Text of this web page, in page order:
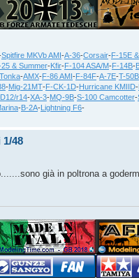
Spitfire MKVb AMI-A-36-Corsair-F-15E
25 & Summer-Kfir-F-104 ASA/M-F-14B-
Tonka-AMX-F-86 AMI-F-84F-A-7E-T-50B
-Mig-21MT-F-CK-1D-Hurricane KMIID-
r14-XA-3-MQ-9B-S-100 Camcotter-
-B-2A-Lightning F6-
1/48
già in poltrona a